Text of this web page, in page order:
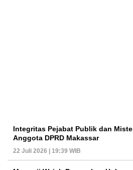
Integritas Pejabat Publik dan
Anggota DPRD Makassar
22 Juli 2026 | 19:39 WIB